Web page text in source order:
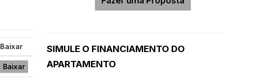
Baixar
Baixar
SIMULE O FINANCIAMENTO DO
APARTAMENTO